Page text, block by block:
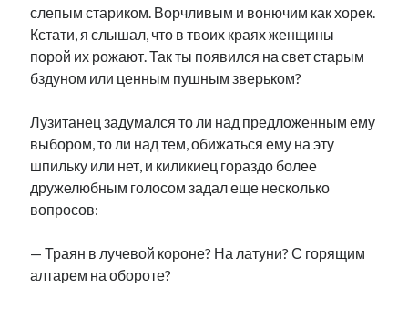
слепым стариком. Ворчливым и вонючим как хорек.
Кстати, я слышал, что в твоих краях женщины
порой их рожают. Так ты появился на свет старым
бздуном или ценным пушным зверьком?
Лузитанец задумался то ли над предложенным ему
выбором, то ли над тем, обижаться ему на эту
шпильку или нет, и киликиец гораздо более
дружелюбным голосом задал еще несколько
вопросов:
— Траян в лучевой короне? На латуни? С горящим
алтарем на обороте?